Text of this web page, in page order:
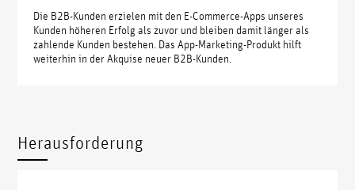
Die B2B-Kunden erzielen mit den E-Commerce-Apps unseres
Kunden höheren Erfolg als zuvor und bleiben damit länger als
zahlende Kunden bestehen. Das App-Marketing-Produkt hilft
weiterhin in der Akquise neuer B2B-Kunden.
Herausforderung